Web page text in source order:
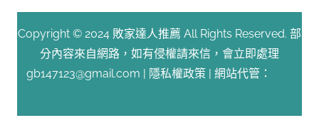
Copyright © 2024 敗家達人推薦 All Rights Reserved. 部
分內容來自網路，如有侵權請來信，會立即處理
gb147123@gmail.com | 隱私權政策 | 網站代管：